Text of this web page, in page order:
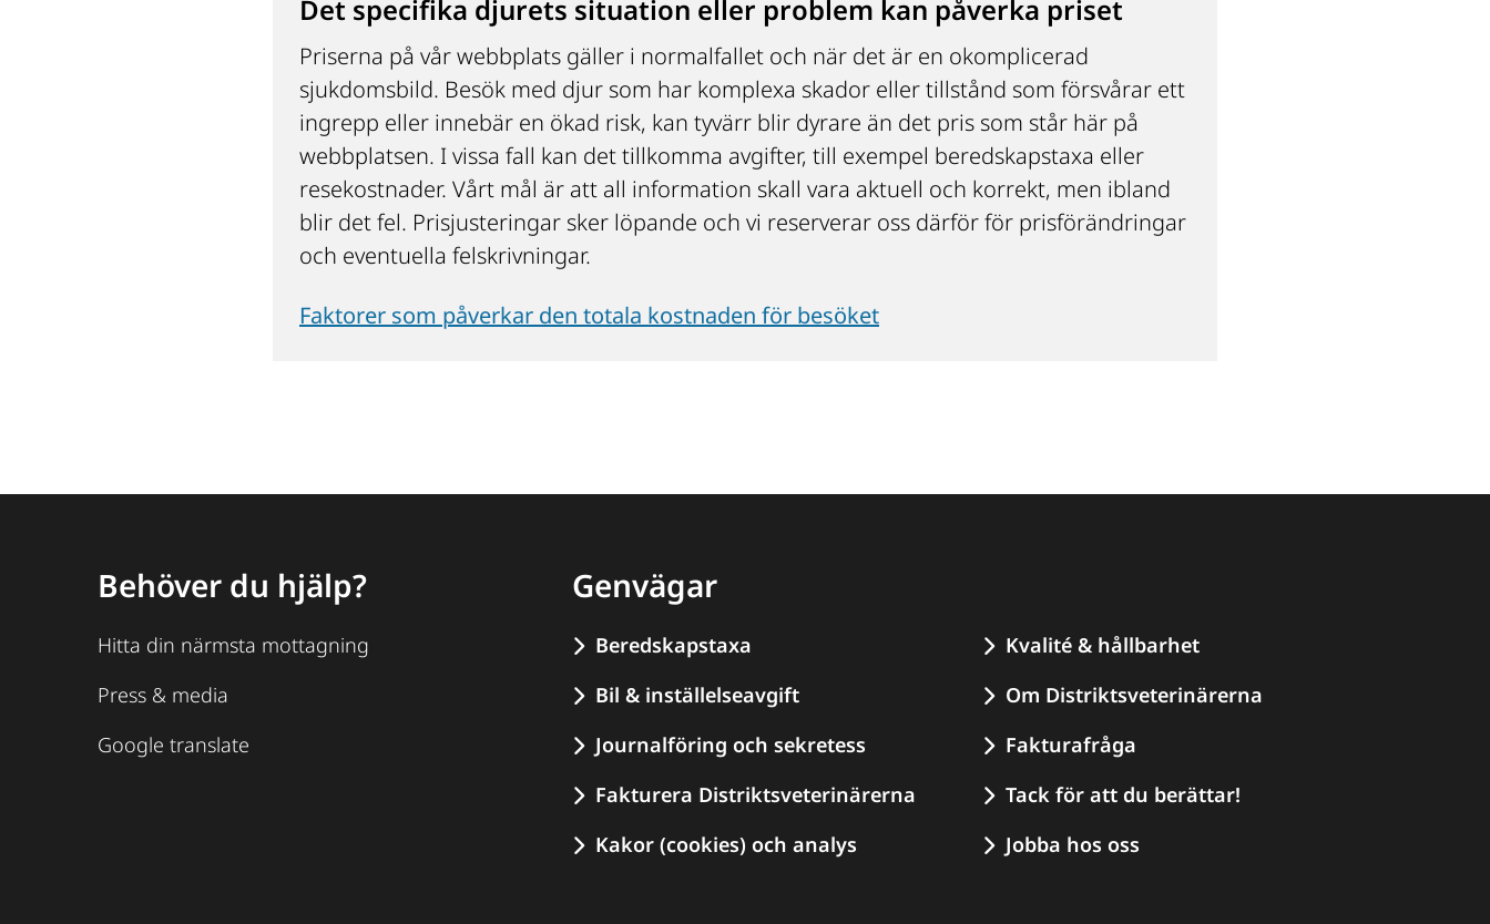
Det specifika djurets situation eller problem kan påverka priset
Priserna på vår webbplats gäller i normalfallet och när det är en okomplicerad
sjukdomsbild. Besök med djur som har komplexa skador eller tillstånd som försvårar ett
ingrepp eller innebär en ökad risk, kan tyvärr blir dyrare än det pris som står här på
webbplatsen. I vissa fall kan det tillkomma avgifter, till exempel beredskapstaxa eller
resekostnader. Vårt mål är att all information skall vara aktuell och korrekt, men ibland
blir det fel. Prisjusteringar sker löpande och vi reserverar oss därför för prisförändringar
och eventuella felskrivningar.
Faktorer som påverkar den totala kostnaden för besöket
Behöver du hjälp?
Hitta din närmsta mottagning
Press & media
Google translate
Genvägar
Beredskapstaxa
Kvalité & hållbarhet
Bil & inställelseavgift
Om Distriktsveterinärerna
Journalföring och sekretess
Fakturafråga
Fakturera Distriktsveterinärerna
Tack för att du berättar!
Kakor (cookies) och analys
Jobba hos oss